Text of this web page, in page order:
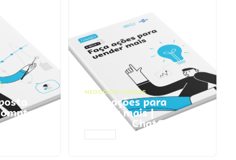
NEGÓCIOS, VENDAS
Faça ações para
vender mais |
Prompts ChatGPT